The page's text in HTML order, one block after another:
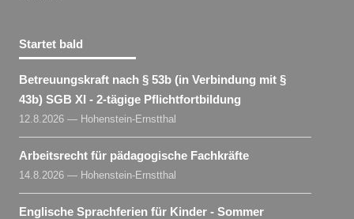
Startet bald
Betreuungskraft nach § 53b (in Verbindung mit §
43b) SGB XI - 2-tägige Pflichtfortbildung
12.8.2026 — Hohenstein-Ernstthal
Arbeitsrecht für pädagogische Fachkräfte
14.8.2026 — Hohenstein-Ernstthal
Englische Sprachferien für Kinder - Sommer